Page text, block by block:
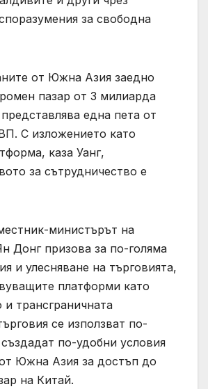
за свободна
от Южна Азия заедно
пазар от 3 милиарда
една пета от
С изложението като
каза Уанг,
за сътрудничество е
министърът на
Донг призова за по-голяма
и улесняване на търговията,
платформи като
и трансграничната
се използват по-
по-удобни условия
Южна Азия за достъп до
на Китай.